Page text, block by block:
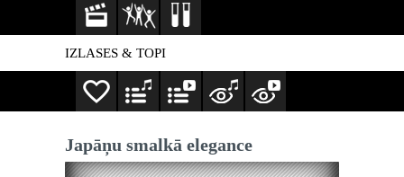
IZLASES & TOPI
Japāņu smalkā elegance